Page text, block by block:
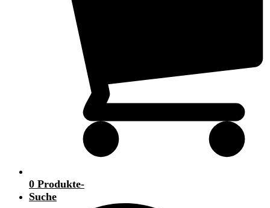
0 Produkte-
Suche